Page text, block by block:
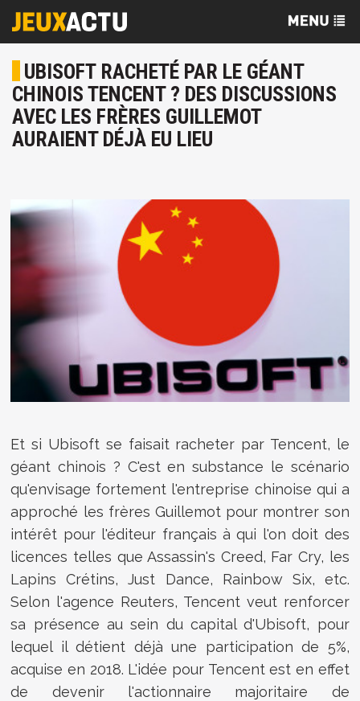
UBISOFT RACHETÉ PAR LE GÉANT
CHINOIS TENCENT ? DES DISCUSSIONS
AVEC LES FRÈRES GUILLEMOT
AURAIENT DÉJÀ EU LIEU
Et si Ubisoft se faisait racheter par Tencent, le
géant chinois ? C'est en substance le scénario
qu'envisage fortement l'entreprise chinoise qui a
approché les frères Guillemot pour montrer son
intérêt pour l'éditeur français à qui l'on doit des
licences telles que Assassin's Creed, Far Cry, les
Lapins Crétins, Just Dance, Rainbow Six, etc.
Selon l'agence Reuters, Tencent veut renforcer
sa présence au sein du capital d'Ubisoft, pour
lequel il détient déjà une participation de 5%,
acquise en 2018. L'idée pour Tencent est en effet
de devenir l'actionnaire majoritaire de